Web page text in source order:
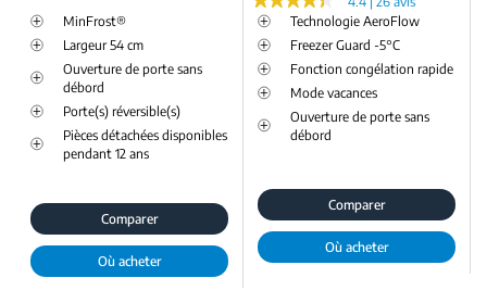
MinFrost®
Largeur 54 cm
Ouverture de porte sans
débord
Porte(s) réversible(s)
Pièces détachées disponibles
pendant 12 ans
Comparer
Où acheter
Technologie AeroFlow
Freezer Guard -5°C
Fonction congélation rapide
Mode vacances
Ouverture de porte sans
débord
Comparer
Où acheter